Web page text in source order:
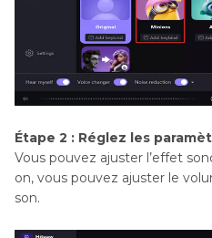
Étape 2 : Réglez les
Vous pouvez ajuster l’effet
on, vous pouvez ajuster le
son.